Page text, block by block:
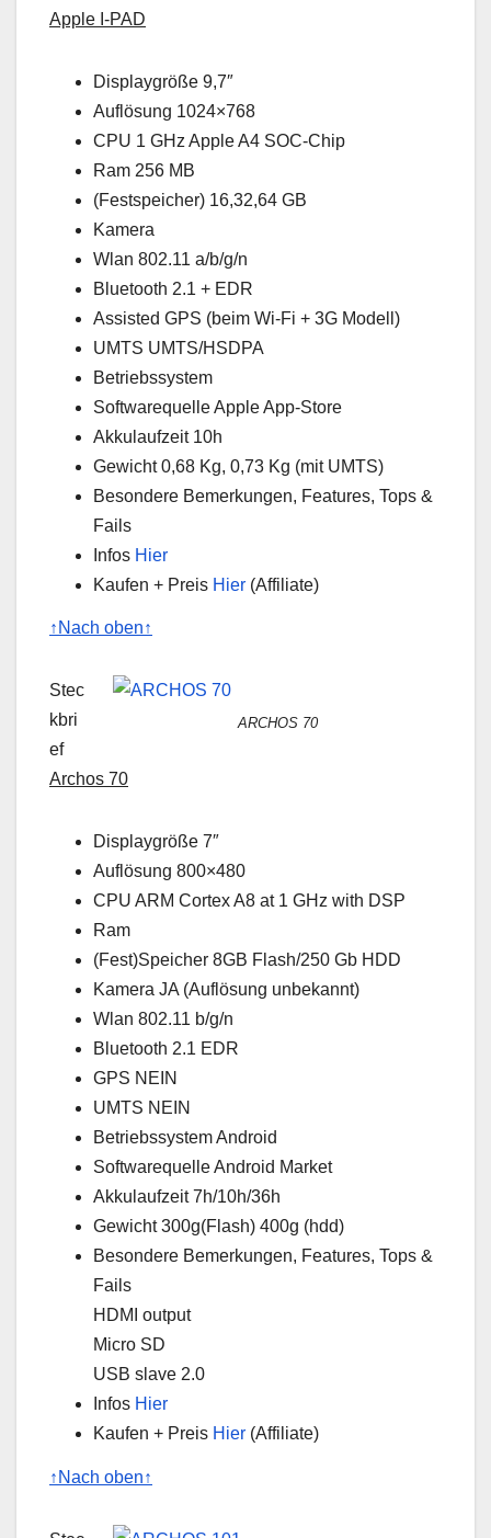
Apple I-PAD
Displaygröße 9,7″
Auflösung 1024×768
CPU 1 GHz Apple A4 SOC-Chip
Ram 256 MB
(Festspeicher) 16,32,64 GB
Kamera
Wlan 802.11 a/b/g/n
Bluetooth 2.1 + EDR
Assisted GPS (beim Wi-Fi + 3G Modell)
UMTS UMTS/HSDPA
Betriebssystem
Softwarequelle Apple App-Store
Akkulaufzeit 10h
Gewicht 0,68 Kg, 0,73 Kg (mit UMTS)
Besondere Bemerkungen, Features, Tops &
Fails
Infos Hier
Kaufen + Preis Hier (Affiliate)
↑Nach oben↑
ARCHOS 70
Stec
kbri
ef
Archos 70
Displaygröße 7″
Auflösung 800×480
CPU ARM Cortex A8 at 1 GHz with DSP
Ram
(Fest)Speicher 8GB Flash/250 Gb HDD
Kamera JA (Auflösung unbekannt)
Wlan 802.11 b/g/n
Bluetooth 2.1 EDR
GPS NEIN
UMTS NEIN
Betriebssystem Android
Softwarequelle Android Market
Akkulaufzeit 7h/10h/36h
Gewicht 300g(Flash) 400g (hdd)
Besondere Bemerkungen, Features, Tops &
Fails
HDMI output
Micro SD
USB slave 2.0
Infos Hier
Kaufen + Preis Hier (Affiliate)
↑Nach oben↑